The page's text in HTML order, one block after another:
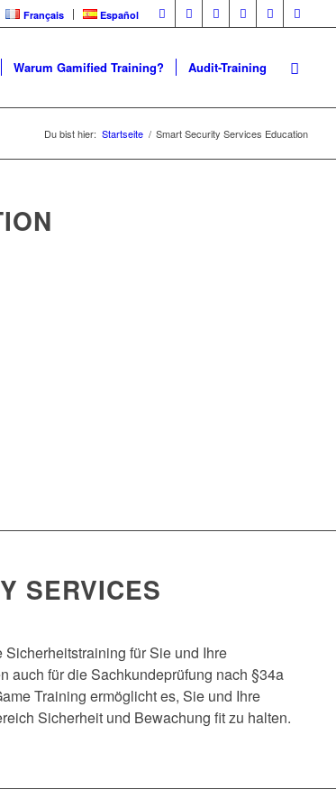
Français Español
Warum Gamified Training? Audit-Training
Du bist hier: Startseite / Smart Security Services Education
SERVICES
für Sie und Ihre
auch für die Sachkundeprüfung nach §34a
Training ermöglicht es, Sie und Ihre
Sicherheit und Bewachung fit zu halten.